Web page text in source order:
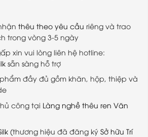
thêu theo yêu cầu riêng và trao
trong vòng 3-5 ngày
xin vui lòng liên hệ hotline:
sẵn sàng hỗ trợ
đầy đủ gồm khăn, hộp, thiệp và
công tại Làng nghề thêu ren Văn
(thương hiệu đã đăng kýSở hữu Trí